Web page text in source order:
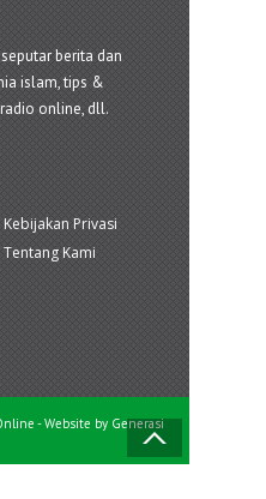
berita dan
islam, tips &
online, dll.
Kebijakan Privasi
Tentang Kami
- Website by Generasi